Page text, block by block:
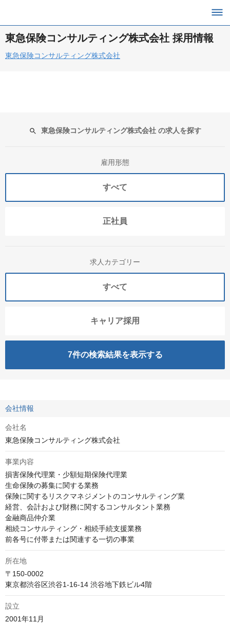
東急保険コンサルティング株式会社 採用情報
東急保険コンサルティング株式会社
東急保険コンサルティング株式会社 の求人を探す
雇用形態
すべて
正社員
求人カテゴリー
すべて
キャリア採用
7件の検索結果を表示する
会社情報
会社名
東急保険コンサルティング株式会社
事業内容
損害保険代理業・少額短期保険代理業
生命保険の募集に関する業務
保険に関するリスクマネジメントのコンサルティング業
経営、会計および財務に関するコンサルタント業務
金融商品仲介業
相続コンサルティング・相続手続支援業務
前各号に付帯または関連する一切の事業
所在地
〒150-0002
東京都渋谷区渋谷1-16-14 渋谷地下鉄ビル4階
設立
2001年11月